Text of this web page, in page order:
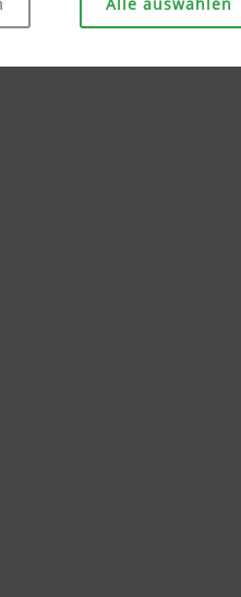
als auch die richtige
akzeptiert
Website verbessern. Daher
mann